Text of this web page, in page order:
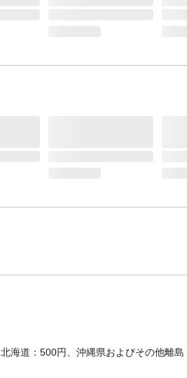
道：500円、沖縄県およびその他離